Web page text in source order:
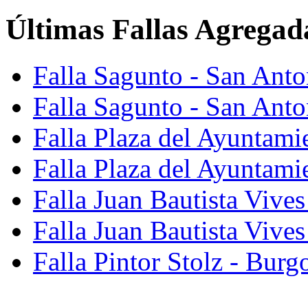
Últimas Fallas
Falla Sagunto - San
Falla Sagunto - San
Falla Plaza del
Falla Plaza del
Falla Juan Bautista
Falla Juan Bautista
Falla Pintor Stolz -